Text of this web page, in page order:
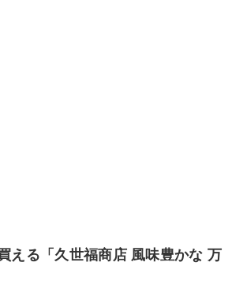
える「久世福商店 風味豊かな 万